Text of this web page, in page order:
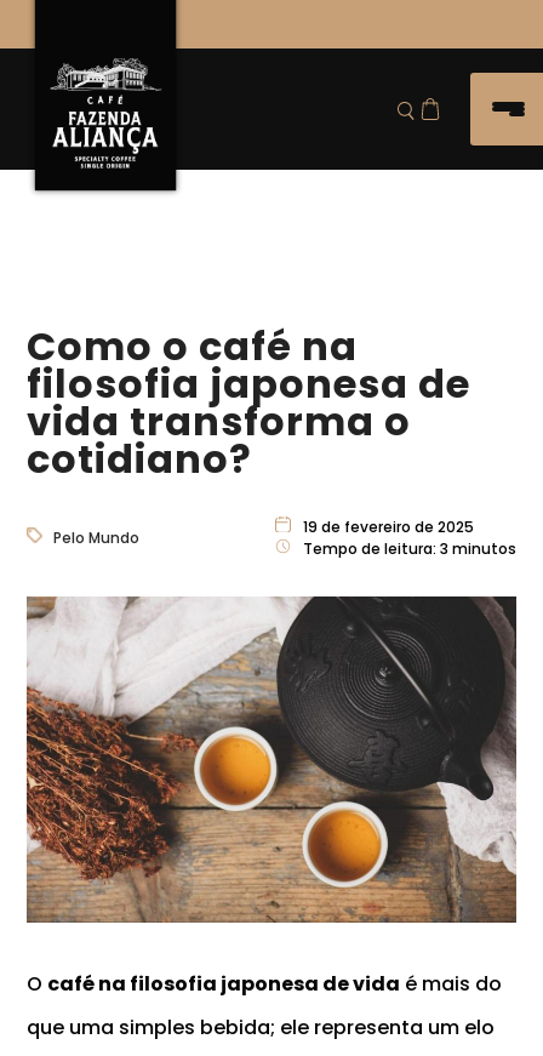
Como o café na
filosofia japonesa de
vida transforma o
cotidiano?
Pelo Mundo
19 de fevereiro de 2025
Tempo de leitura: 3 minutos
O café na filosofia japonesa de vida é mais do
que uma simples bebida; ele representa um elo